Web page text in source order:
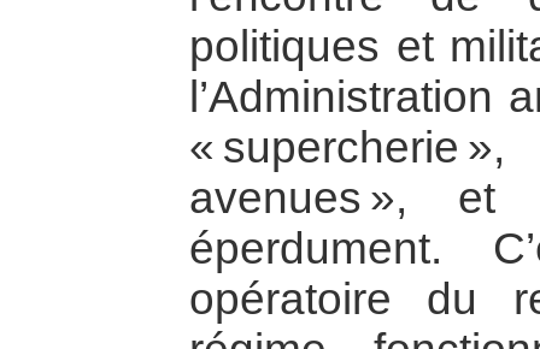
politiques et
l’Administration
«
avenues », et
éperdument.
opératoire du